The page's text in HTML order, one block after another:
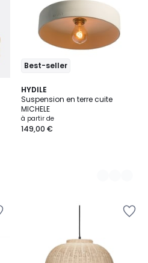
Best-seller
HYDILE
Suspension en terre cuite
MICHELE
à partir de
149,00 €
2
Couleurs